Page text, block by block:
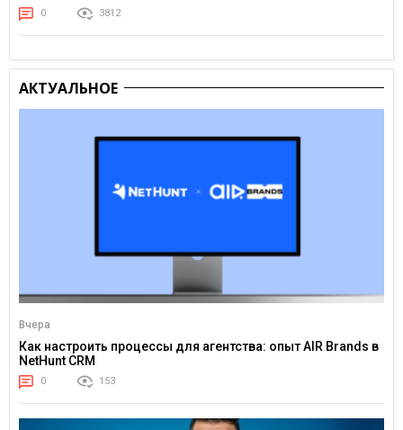
0 3812
АКТУАЛЬНОЕ
Вчера
Как настроить процессы для агентства: опыт AIR Brands в
NetHunt CRM
0 153